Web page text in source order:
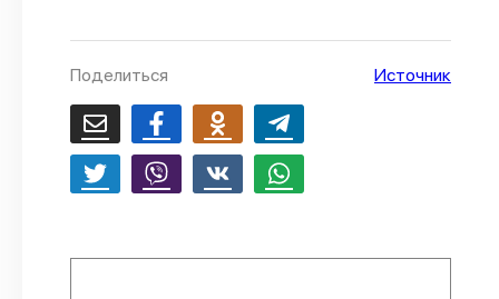
Поделиться Источник